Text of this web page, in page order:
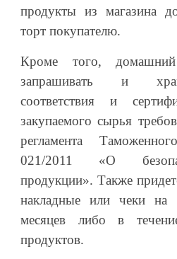
продукты из магазина
торт покупателю.
Кроме того,
запрашивать и
соответствия и
закупаемого сырья
регламента
021/2011 «О
продукции». Также
накладные или чеки на
месяцев либо в
продуктов.